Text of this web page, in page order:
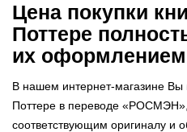
Цена покупки
Поттере
их оформлением
В нашем интернет-магазине Вы
Поттере в переводе
соответствующим оригиналу и